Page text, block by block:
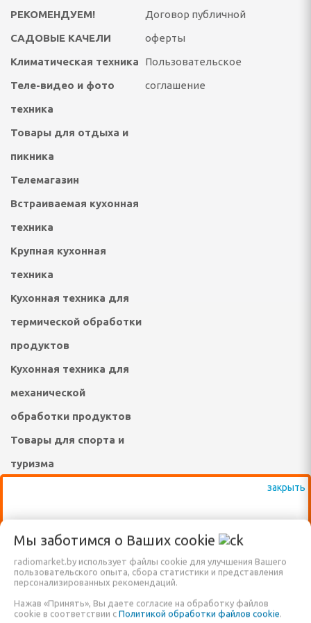
ВАЖНО: КРОМЕ ВЫСТАВЛЕННЫХ НА
ПРОДАЖЕ ЕЩЁ МНОГО ДРУГИХ
НЕ ВНЕСЕНЫ В НАШ КАТАЛОГ!
И ПИКНИКА
и аксессуары
комплексы и качели
грили
коконы
торговые,
и подушки для
снасти
РЕКОМЕНДУЕМ!
САДОВЫЕ КАЧЕЛИ
Климатическая техника
Теле-видео и фото
техника
Товары для отдыха и
пикника
Телемагазин
Встраиваемая кухонная
техника
Крупная кухонная
техника
Кухонная техника для
термической обработки
продуктов
Кухонная техника для
механической
обработки продуктов
Товары для спорта и
туризма
ухода за одеждой,
обувью
Техника и средства по
уходу за телом, личная
Договор публичной
оферты
Пользовательское
соглашение
Мы заботимся о Ваших cookie
radiomarket.by использует файлы cookie для улучшения Вашего
пользовательского опыта, сбора статистики и представления
персонализированных рекомендаций.
Нажав «Принять», Вы даете согласие на обработку файлов
cookie в соответствии с Политикой обработки файлов cookie.